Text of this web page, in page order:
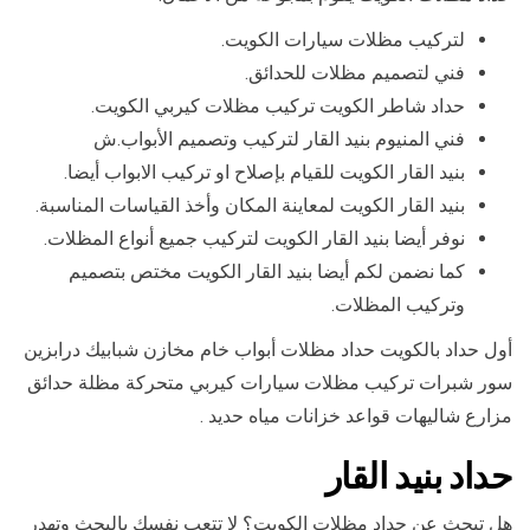
لتركيب مظلات سيارات الكويت.
فني لتصميم مظلات للحدائق.
حداد شاطر الكويت تركيب مظلات كيربي الكويت.
فني المنيوم بنيد القار لتركيب وتصميم الأبواب.ش
بنيد القار الكويت للقيام بإصلاح او تركيب الابواب أيضا.
بنيد القار الكويت لمعاينة المكان وأخذ القياسات المناسبة.
نوفر أيضا بنيد القار الكويت لتركيب جميع أنواع المظلات.
كما نضمن لكم أيضا بنيد القار الكويت مختص بتصميم
وتركيب المظلات.
أول حداد بالكويت حداد مظلات أبواب خام مخازن شبابيك درابزين
سور شبرات تركيب مظلات سيارات كيربي متحركة مظلة حدائق
مزارع شاليهات قواعد خزانات مياه حديد .
حداد بنيد القار
هل تبحث عن حداد مظلات الكويت؟ لا تتعب نفسك بالبحث وتهدر